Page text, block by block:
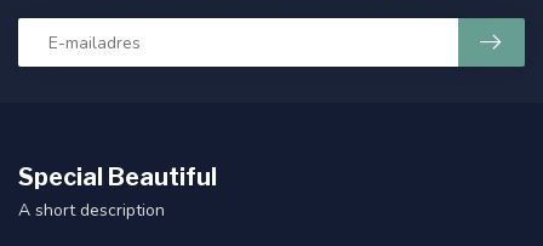
Special Beautiful
A short description